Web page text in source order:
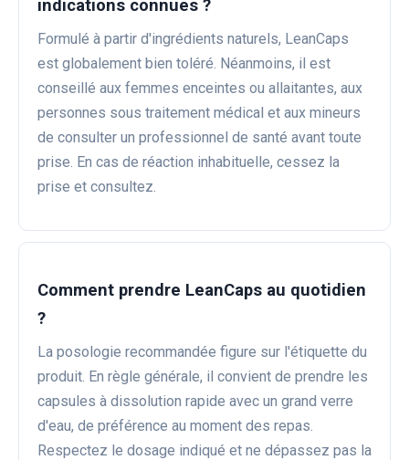
indications connues ?
Formulé à partir d'ingrédients naturels, LeanCaps
est globalement bien toléré. Néanmoins, il est
conseillé aux femmes enceintes ou allaitantes, aux
personnes sous traitement médical et aux mineurs
de consulter un professionnel de santé avant toute
prise. En cas de réaction inhabituelle, cessez la
prise et consultez.
Comment prendre LeanCaps au quotidien
?
La posologie recommandée figure sur l'étiquette du
produit. En règle générale, il convient de prendre les
capsules à dissolution rapide avec un grand verre
d'eau, de préférence au moment des repas.
Respectez le dosage indiqué et ne dépassez pas la